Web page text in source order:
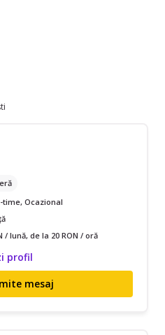
Ocazional
/ lună, de la 20 RON / oră
profil
mesaj